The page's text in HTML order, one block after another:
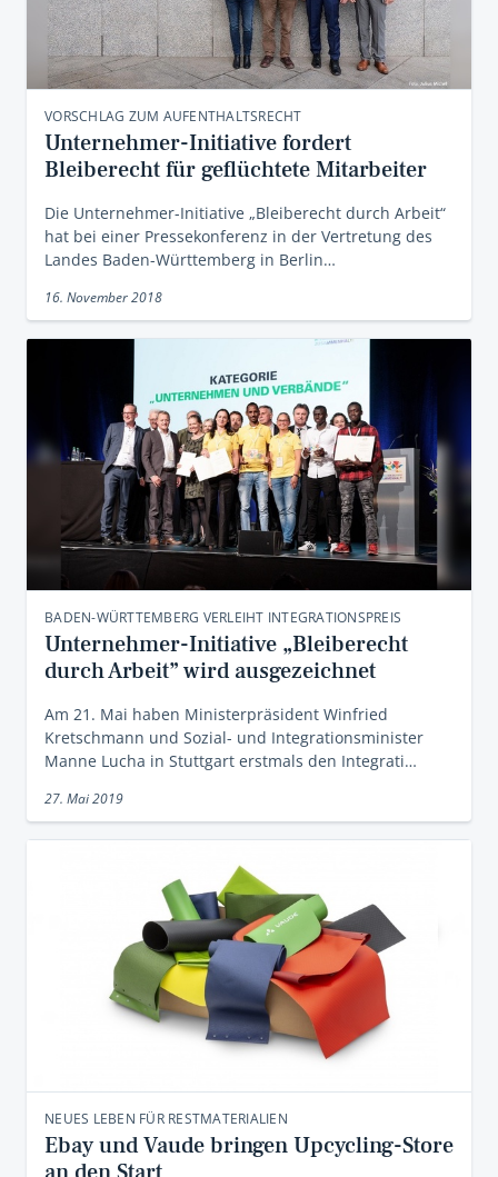
VORSCHLAG ZUM AUFENTHALTSRECHT
Unternehmer-Initiative fordert
Bleiberecht für geflüchtete Mitarbeiter
Die Unternehmer-Initiative „Bleiberecht durch Arbeit“
hat bei einer Pressekonferenz in der Vertretung des
Landes Baden-Württemberg in Berlin…
16. November 2018
BADEN-WÜRTTEMBERG VERLEIHT INTEGRATIONSPREIS
Unternehmer-Initiative „Bleiberecht
durch Arbeit” wird ausgezeichnet
Am 21. Mai haben Ministerpräsident Winfried
Kretschmann und Sozial- und Integrationsminister
Manne Lucha in Stuttgart erstmals den Integrati…
27. Mai 2019
NEUES LEBEN FÜR RESTMATERIALIEN
Ebay und Vaude bringen Upcycling-Store